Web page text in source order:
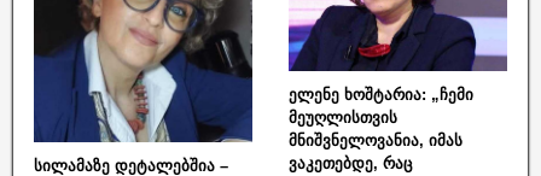
სილამაზე დეტალებშია –
ელენე ხოშტარია: „ჩემი
მეუღლისთვის
მნიშვნელოვანია, იმას
ვაკეთებდე, რაც